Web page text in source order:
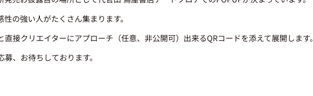
性の強い人がたくさん集まります。
直接クリエイターにアプローチ（任意、非公開可）出来るQRコードを添えて展開します。
、お待ちしております。